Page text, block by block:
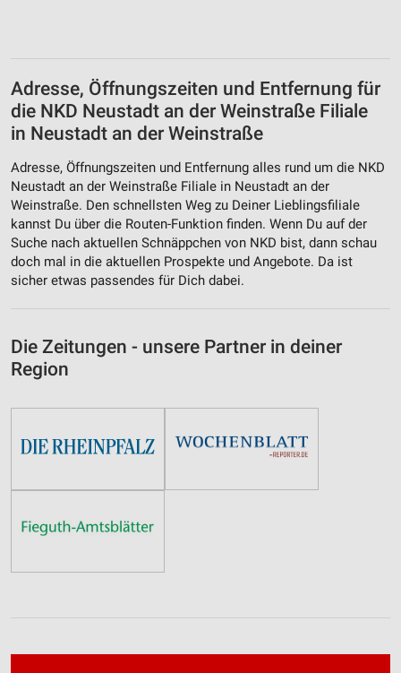
Adresse, Öffnungszeiten und Entfernung für
die NKD Neustadt an der Weinstraße Filiale
in Neustadt an der Weinstraße
Adresse, Öffnungszeiten und Entfernung alles rund um die NKD
Neustadt an der Weinstraße Filiale in Neustadt an der
Weinstraße. Den schnellsten Weg zu Deiner Lieblingsfiliale
kannst Du über die Routen-Funktion finden. Wenn Du auf der
Suche nach aktuellen Schnäppchen von NKD bist, dann schau
doch mal in die aktuellen Prospekte und Angebote. Da ist
sicher etwas passendes für Dich dabei.
Die Zeitungen - unsere Partner in deiner
Region